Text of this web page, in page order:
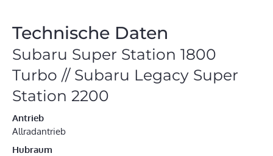
Technische Daten
Subaru Super Station 1800
Turbo // Subaru Legacy Super
Station 2200
Antrieb
Allradantrieb
Hubraum